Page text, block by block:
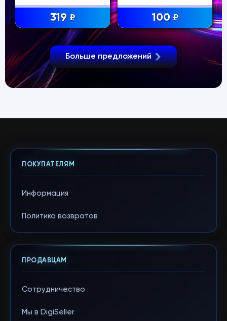
319 ₽ 100 ₽
Больше предложений
ПОКУПАТЕЛЯМ
Информация
Политика возвратов
ПРОДАВЦАМ
Сотрудничество
Мы в DigiSeller